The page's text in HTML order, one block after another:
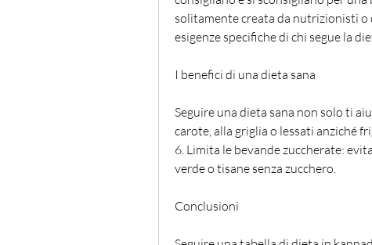
solitamente creata da nutrizionisti
esigenze specifiche di chi segue la
I benefici di una dieta sana
Seguire una dieta sana non solo ti
carote, alla griglia o lessati anziché
6. Limita le bevande zuccherate:
verde o tisane senza zucchero.
Conclusioni